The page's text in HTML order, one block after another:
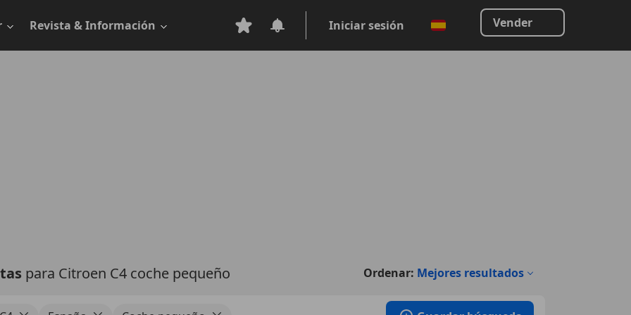
Revista & Información Iniciar sesión Vender
para Citroen C4 coche pequeño Ordenar: Mejores resultados